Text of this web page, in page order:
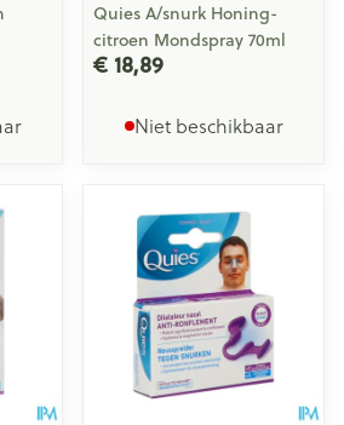
Quies A/snurk Honing-
citroen Mondspray 70ml
€ 18,89
Niet beschikbaar